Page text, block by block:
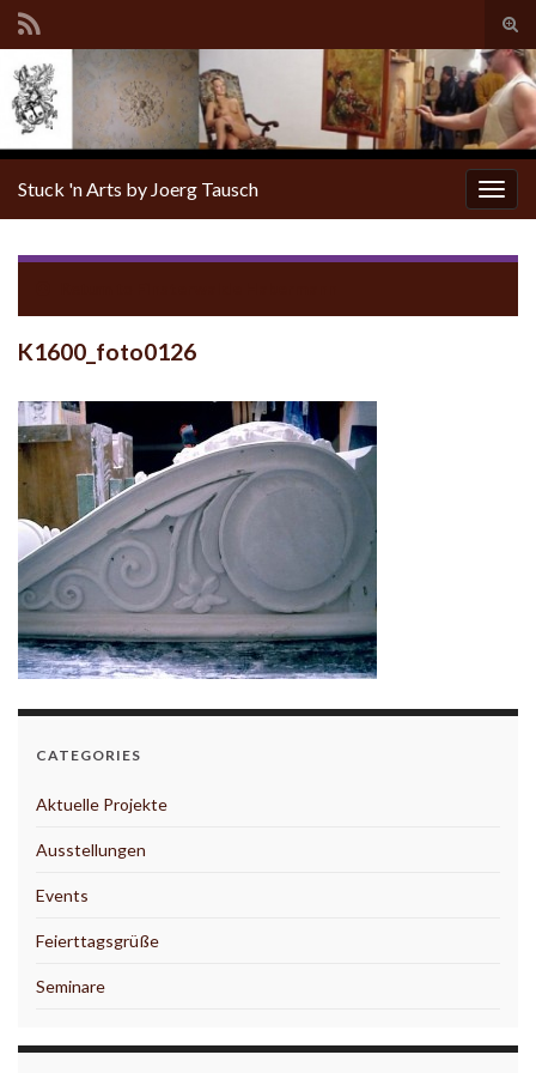
Stuck 'n Arts by Joerg Tausch
K1600_foto0126
CATEGORIES
Aktuelle Projekte
Ausstellungen
Events
Feierttagsgrüße
Seminare